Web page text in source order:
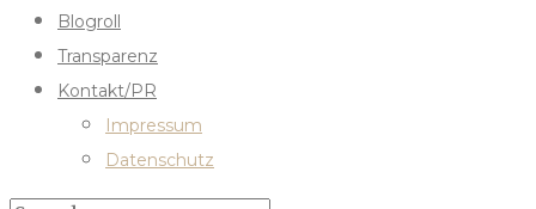
Blogroll
Transparenz
Kontakt/PR
Impressum
Datenschutz